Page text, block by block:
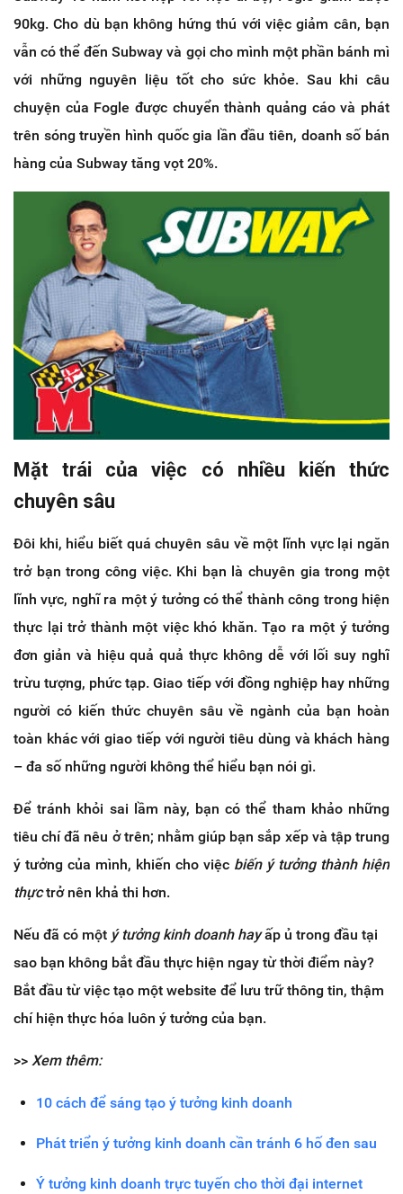
90kg. Cho dù bạn không hứng thú với việc giảm cân, bạn
vẫn có thể đến Subway và gọi cho mình một phần bánh mì
với những nguyên liệu tốt cho sức khỏe. Sau khi câu
chuyện của Fogle được chuyển thành quảng cáo và phát
trên sóng truyền hình quốc gia lần đầu tiên, doanh số bán
hàng của Subway tăng vọt 20%.
Mặt trái của việc có nhiều kiến thức
chuyên sâu
Đôi khi, hiểu biết quá chuyên sâu về một lĩnh vực lại ngăn
trở bạn trong công việc. Khi bạn là chuyên gia trong một
lĩnh vực, nghĩ ra một ý tưởng có thể thành công trong hiện
thực lại trở thành một việc khó khăn. Tạo ra một ý tưởng
đơn giản và hiệu quả quả thực không dễ với lối suy nghĩ
trừu tượng, phức tạp. Giao tiếp với đồng nghiệp hay những
người có kiến thức chuyên sâu về ngành của bạn hoàn
toàn khác với giao tiếp với người tiêu dùng và khách hàng
– đa số những người không thể hiểu bạn nói gì.
Để tránh khỏi sai lầm này, bạn có thể tham khảo những
tiêu chí đã nêu ở trên; nhằm giúp bạn sắp xếp và tập trung
ý tưởng của mình, khiến cho việc biến ý tưởng thành hiện
thựctrở nên khả thi hơn.
Nếu đã có một ý tưởng kinh doanh hayấp ủ trong đầu tại
sao bạn không bắt đầu thực hiện ngay từ thời điểm này?
Bắt đầu từ việc tạo một website để lưu trữ thông tin, thậm
chí hiện thực hóa luôn ý tưởng của bạn.
>> Xem thêm:
10 cách để sáng tạo ý tưởng kinh doanh
Phát triển ý tưởng kinh doanh cần tránh 6 hố đen sau
Ý tưởng kinh doanh trực tuyến cho thời đại internet